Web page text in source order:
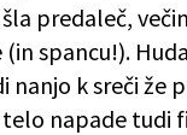
predaleč,
spancu!).
nanjo k sreči že
napade tudi